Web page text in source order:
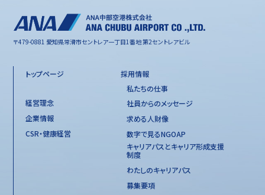
〒479-0881 愛知県常滑市セントレア一丁目1番地 第2セントレアビル
トップページ
経営理念
企業情報
CSR・健康経営
採用情報
私たちの仕事
社員からのメッセージ
求める人財像
数字で見るNGOAP
キャリアパスとキャリア形成支援
制度
わたしのキャリアパス
募集要項